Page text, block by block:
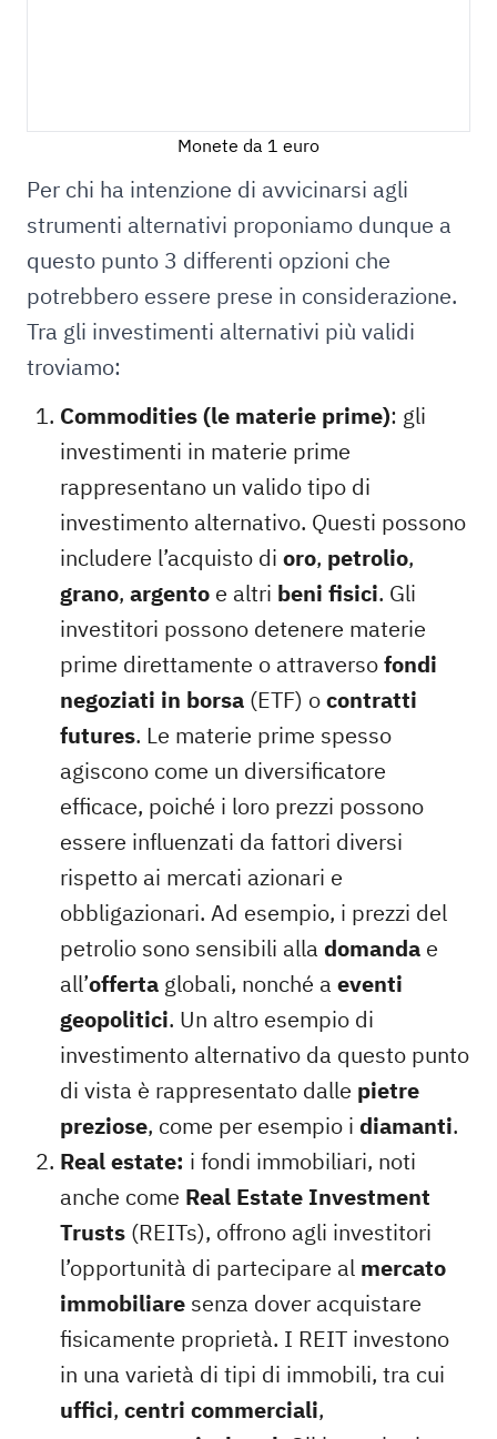
Monete da 1 euro
Per chi ha intenzione di avvicinarsi agli
strumenti alternativi proponiamo dunque a
questo punto 3 differenti opzioni che
potrebbero essere prese in considerazione.
Tra gli investimenti alternativi più validi
troviamo:
Commodities (le materie prime): gli
investimenti in materie prime
rappresentano un valido tipo di
investimento alternativo. Questi possono
includere l’acquisto di oro, petrolio,
grano, argento e altri beni fisici. Gli
investitori possono detenere materie
prime direttamente o attraversofondi
negoziati in borsa (ETF) ocontratti
futures. Le materie prime spesso
agiscono come un diversificatore
efficace, poiché i loro prezzi possono
essere influenzati da fattori diversi
rispetto ai mercati azionari e
obbligazionari. Ad esempio, i prezzi del
petrolio sono sensibili alla domanda e
all’offerta globali, nonché a eventi
geopolitici. Un altro esempio di
investimento alternativo da questo punto
di vista è rappresentato dalle pietre
preziose, come per esempio i diamanti.
Real estate: i fondi immobiliari, noti
anche come Real Estate Investment
Trusts (REITs), offrono agli investitori
l’opportunità di partecipare al mercato
immobiliare senza dover acquistare
fisicamente proprietà. I REIT investono
in una varietà di tipi di immobili, tra cui
uffici, centri commerciali,